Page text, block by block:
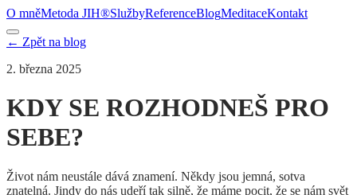
O mněMetoda JIH®SlužbyReferenceBlogMeditaceKontakt
← Zpět na blog
2. března 2025
KDY SE ROZHODNEŠ PRO
SEBE?
Život nám neustále dává znamení. Někdy jsou jemná, sotva
znatelná. Jindy do nás udeří tak silně, že máme pocit, že se nám svět